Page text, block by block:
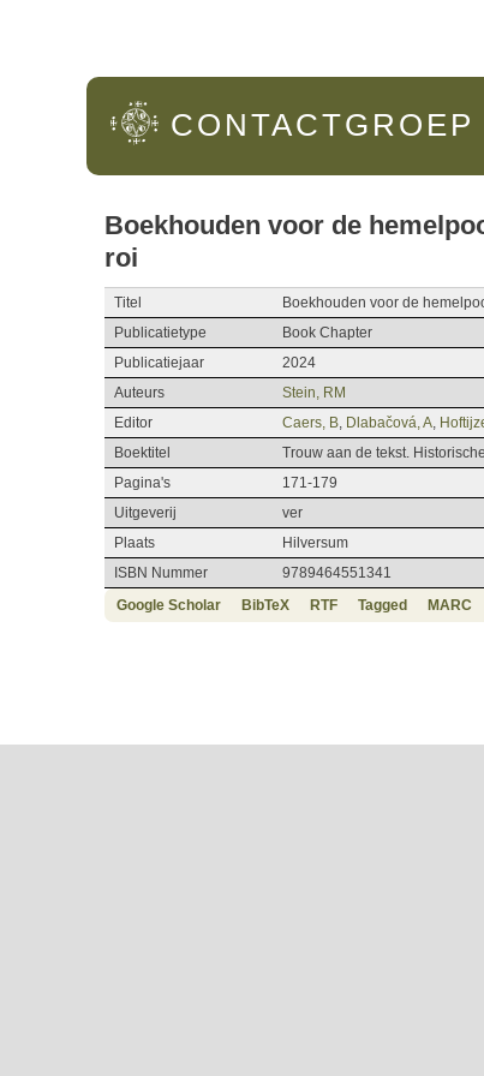
CONTACTGROEP
Boekhouden voor de
roi
Titel
Boekhouden voor de
Publicatietype
Book Chapter
Publicatiejaar
2024
Auteurs
Stein, RM
Editor
Caers, B Dlabačová, A
Boektitel
Trouw aan de tekst.
Pagina's
171-179
Uitgeverij
ver
Plaats
Hilversum
ISBN Nummer
9789464551341
Google Scholar
BibTeX RTF Tagged MARC